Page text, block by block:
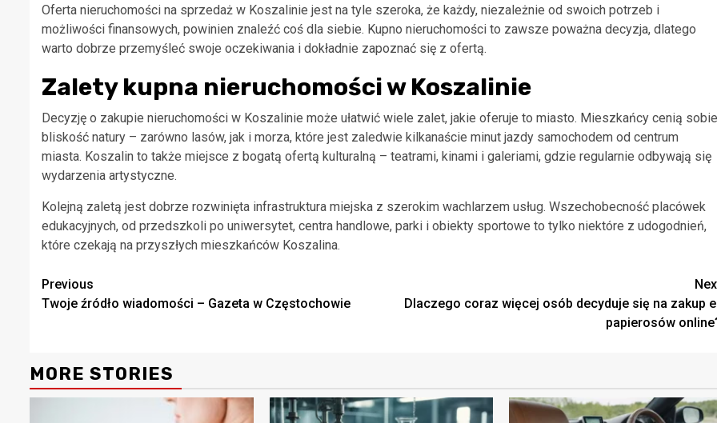
Oferta nieruchomości na sprzedaż w Koszalinie jest na tyle szeroka, że każdy, niezależnie od swoich potrzeb i
możliwości finansowych, powinien znaleźć coś dla siebie. Kupno nieruchomości to zawsze poważna decyzja, dlatego
warto dobrze przemyśleć swoje oczekiwania i dokładnie zapoznać się z ofertą.
Zalety kupna nieruchomości w Koszalinie
Decyzję o zakupie nieruchomości w Koszalinie może ułatwić wiele zalet, jakie oferuje to miasto. Mieszkańcy cenią sobie
bliskość natury – zarówno lasów, jak i morza, które jest zaledwie kilkanaście minut jazdy samochodem od centrum
miasta. Koszalin to także miejsce z bogatą ofertą kulturalną – teatrami, kinami i galeriami, gdzie regularnie odbywają się
wydarzenia artystyczne.
Kolejną zaletą jest dobrze rozwinięta infrastruktura miejska z szerokim wachlarzem usług. Wszechobecność placówek
edukacyjnych, od przedszkoli po uniwersytet, centra handlowe, parki i obiekty sportowe to tylko niektóre z udogodnień,
które czekają na przyszłych mieszkańców Koszalina.
Continue
Reading
Previous
Twoje źródło wiadomości – Gazeta w Częstochowie
Dlaczego coraz więcej osób decyduje się na zakup
papierosów
MORE STORIES